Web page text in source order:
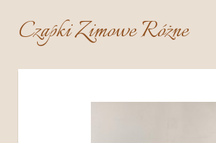
Czapki Zimowe Różne